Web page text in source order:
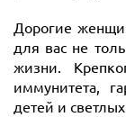
Дорогие
для вас не
жизни.
иммунитета,
детей и